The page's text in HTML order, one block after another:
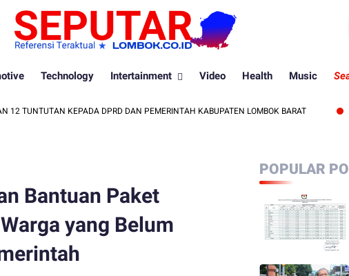
Technology Intertainment Video Health Music
KEPADA DPRD DAN PEMERINTAH KABUPATEN LOMBOK BARAT
Bantuan Paket
yang Belum
POPULAR